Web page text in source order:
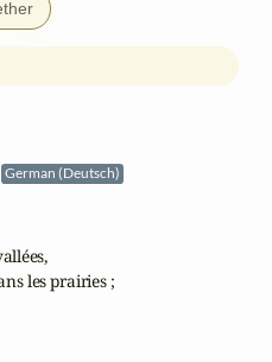
German (Deutsch)
les prairies ;